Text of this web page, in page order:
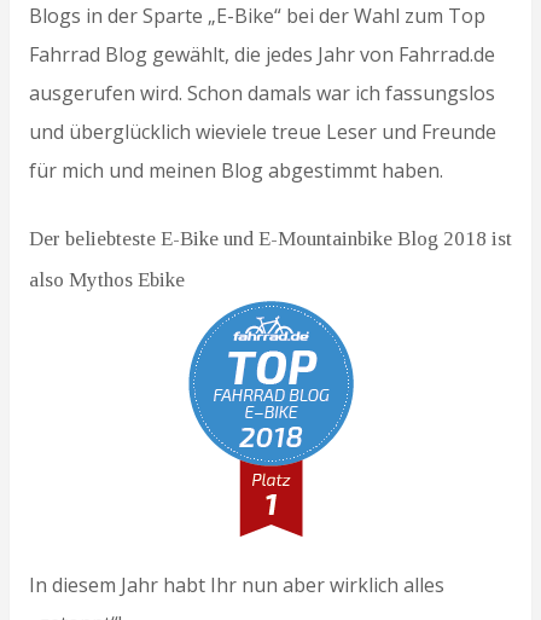
Blogs in der Sparte „E-Bike“ bei der Wahl zum Top
Fahrrad Blog gewählt, die jedes Jahr von Fahrrad.de
ausgerufen wird. Schon damals war ich fassungslos
und überglücklich wieviele treue Leser und Freunde
für mich und meinen Blog abgestimmt haben.
Der beliebteste E-Bike und E-Mountainbike Blog 2018 ist
also Mythos Ebike
In diesem Jahr habt Ihr nun aber wirklich alles